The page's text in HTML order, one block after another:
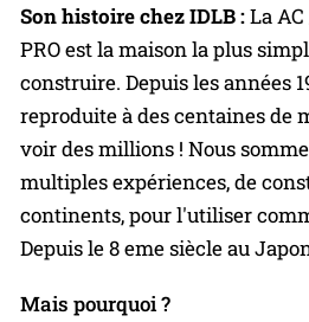
Son histoire chez IDLB :La
PRO est la maison la plus
construire. Depuis les années
reproduite à des centaines de
voir des millions ! Nous
multiples expériences, de
continents, pour l'utiliser
Depuis le 8 eme siècle au
Mais pourquoi ?